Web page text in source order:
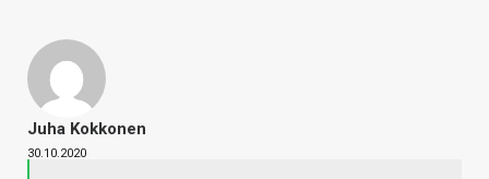
Juha Kokkonen
30.10.2020